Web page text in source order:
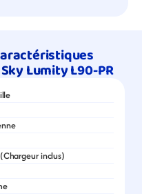
Lumity L90-PR
inclus)